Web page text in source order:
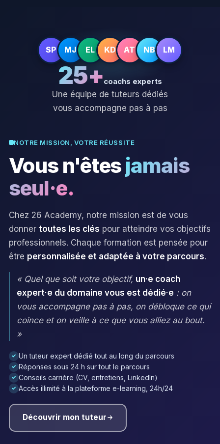
SP MJ EL KD AT NB LM
25+coachs experts
Une équipe de tuteurs dédiés
vous accompagne pas à pas
NOTRE MISSION, VOTRE RÉUSSITE
Vous n'êtesjamais
seul·e.
Chez 26 Academy, notre mission est de vous
donner toutes les clés pour atteindre vos objectifs
professionnels. Chaque formation est pensée pour
être personnalisée et adaptée à votre parcours.
« Quel que soit votre objectif, un·e coach
expert·e du domaine vous est dédié·e : on
vous accompagne pas à pas, on débloque ce qui
coince et on veille à ce que vous alliez au bout.
»
✓ Un tuteur expert dédié tout au long du parcours
✓ Réponses sous 24 h sur tout le parcours
✓ Conseils carrière (CV, entretiens, LinkedIn)
✓ Accès illimité à la plateforme e-learning, 24h/24
Découvrir mon tuteur